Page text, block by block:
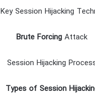
Key Session Hijacking
Brute Forcing Attack
Session Hijacking
Types of Session